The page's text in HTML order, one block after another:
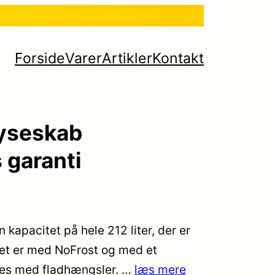
ForsideVarerArtiklerKontakt
garanti
kapacitet på hele 212 liter, der er
er med NoFrost og med et
med fladhængsler. … læs mere